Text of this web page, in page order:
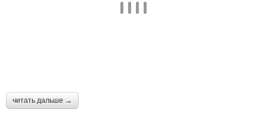
читать дальше →